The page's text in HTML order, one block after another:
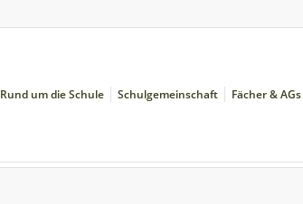
Rund um die Schule Schulgemeinschaft Fächer & AGs